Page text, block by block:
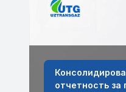
отчетность за